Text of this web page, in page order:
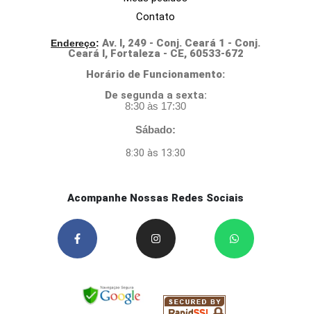
Contato
Endereço: Av. I, 249 - Conj. Ceará 1 - Conj.
Ceará I, Fortaleza - CE, 60533-672
Horário de Funcionamento:
De segunda a sexta:
8:30 às 17:30
Sábado:
8:30 às 13:30
Acompanhe Nossas Redes Sociais